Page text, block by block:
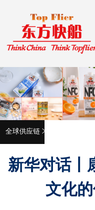
全球供应链 
新华对话丨
文化